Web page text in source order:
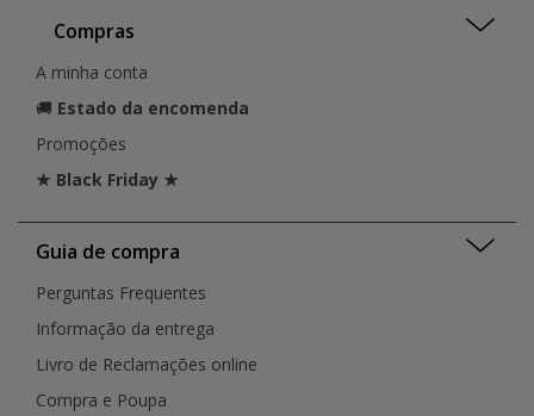
Compras
A minha conta
🚚 Estado da encomenda
Promoções
★ Black Friday ★
Guia de compra
Perguntas Frequentes
Informação da entrega
Livro de Reclamações online
Compra e Poupa